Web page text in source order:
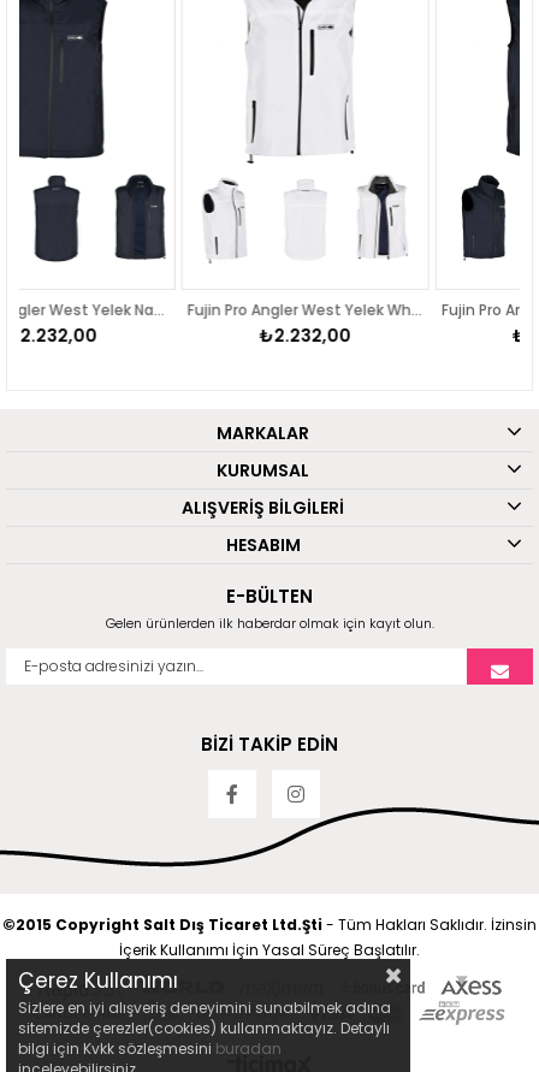
Fujin Pro Angler West Yelek Navy Fujin Pro Angler West Yelek White
MARKALAR
KURUMSAL
ALIŞVERİŞ BİLGİLERİ
HESABIM
E-BÜLTEN
Gelen ürünlerden ilk haberdar olmak için kayıt olun.
BİZİ TAKİP EDİN
©2015 Copyright Salt Dış Ticaret Ltd.Şti- Tüm Hakları Saklıdır. İzinsin
İçerik Kullanımı İçin Yasal Süreç Başlatılır.
Çerez Kullanımı
Sizlere en iyi alışveriş deneyimini sunabilmek adına
sitemizde çerezler(cookies) kullanmaktayız. Detaylı
bilgi için Kvkk sözleşmesini buradan